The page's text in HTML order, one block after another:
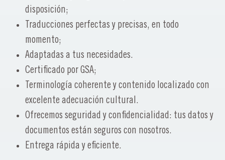
disposición;
Traducciones perfectas y precisas, en todo
momento;
Adaptadas a tus necesidades.
Certificado por GSA;
Terminología coherente y contenido localizado con
excelente adecuación cultural.
Ofrecemos seguridad y confidencialidad: tus datos y
documentos están seguros con nosotros.
Entrega rápida y eficiente.